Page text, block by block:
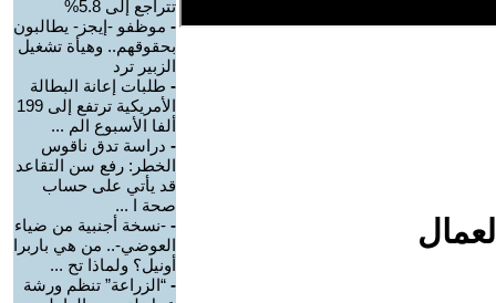
تتراجع إلى 5.8%
- موظفو -إيجز- يطالبون
بحقوقهم.. وهيأة تشغيل
الزبير ترد
- طلبات إعانة البطالة
الأمريكية ترتفع إلى 199
ألفا الأسبوع الم ...
- دراسة تدق ناقوس
الخطر: رفع سن التقاعد
قد يأتي على حساب
صحة ا ...
- -نسخة أجنبية من ضياء
العوضي-.. من هي باربرا
أونيل؟ ولماذا تح ...
- “الزراعة” تنظم ورشة